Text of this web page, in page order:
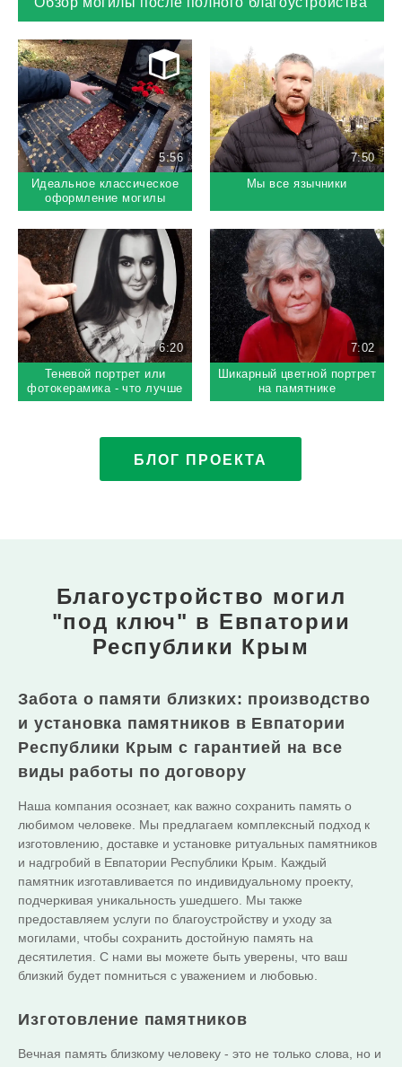
5:56
Идеальное классическое
оформление могилы
7:50
Мы все язычники
6:20
Теневой портрет или
фотокерамика - что лучше
выбрать на памятник
7:02
Шикарный цветной портрет
на памятнике
БЛОГ ПРОЕКТА
Благоустройство могил
"под ключ" в Евпатории
Республики Крым
Забота о памяти близких: производство
и установка памятников в Евпатории
Республики Крым с гарантией на все
виды работы по договору
Наша компания осознает, как важно сохранить память о
любимом человеке. Мы предлагаем комплексный подход к
изготовлению, доставке и установке ритуальных памятников
и надгробий в Евпатории Республики Крым. Каждый
памятник изготавливается по индивидуальному проекту,
подчеркивая уникальность ушедшего. Мы также
предоставляем услуги по благоустройству и уходу за
могилами, чтобы сохранить достойную память на
десятилетия. С нами вы можете быть уверены, что ваш
близкий будет помниться с уважением и любовью.
Изготовление памятников
Вечная память близкому человеку - это не только слова, но и